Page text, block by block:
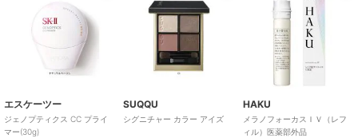
エスケーツー
ジェノプティクス CC プライ
マー(30g)
SUQQU
シグニチャー カラー アイズ
HAKU
メラノフォーカスＩＶ（レフ
ィル）医薬部外品